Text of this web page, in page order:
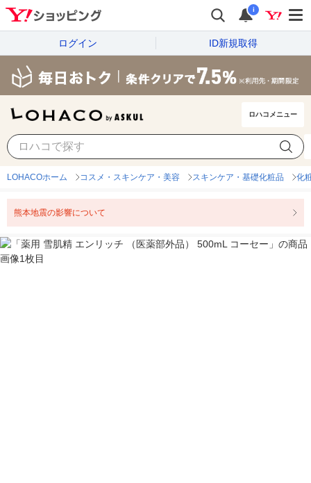
i
ログイン ID新規取得
ロハコメニュー
LOHACOホーム コスメ・スキンケア・美容 スキンケア・基礎化粧品 化
熊本地震の影響について